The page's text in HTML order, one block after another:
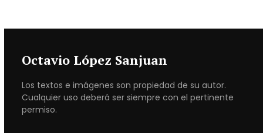
Octavio López Sanjuan
Los textos e imágenes son propiedad de su autor.
Cualquier uso deberá ser siempre con el pertinente
permiso.